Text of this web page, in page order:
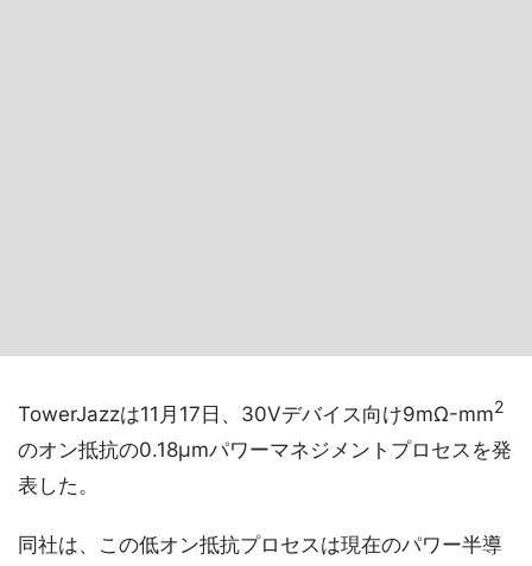
TowerJazzは11月17日、30Vデバイス向け9mΩ-mm2
のオン抵抗の0.18μmパワーマネジメントプロセスを発
表した。
同社は、この低オン抵抗プロセスは現在のパワー半導